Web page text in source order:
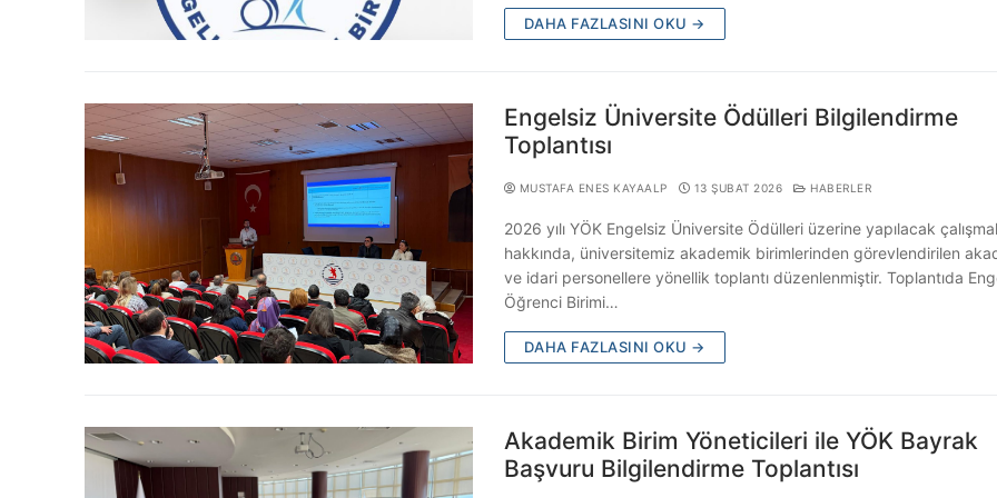
DAHA FAZLASINI OKU →
Engelsiz Üniversite Ödülleri Bilgilendirme
Toplantısı
MUSTAFA ENES KAYAALP 13 ŞUBAT 2026 HABERLER
2026 yılı YÖK Engelsiz Üniversite Ödülleri üzerine yapılacak
hakkında, üniversitemiz akademik birimlerinden görevlendirilen
ve idari personellere yönellik toplantı düzenlenmiştir. Toplantıda
Öğrenci Birimi…
DAHA FAZLASINI OKU →
Akademik Birim Yöneticileri ile YÖK Bayrak
Başvuru Bilgilendirme Toplantısı